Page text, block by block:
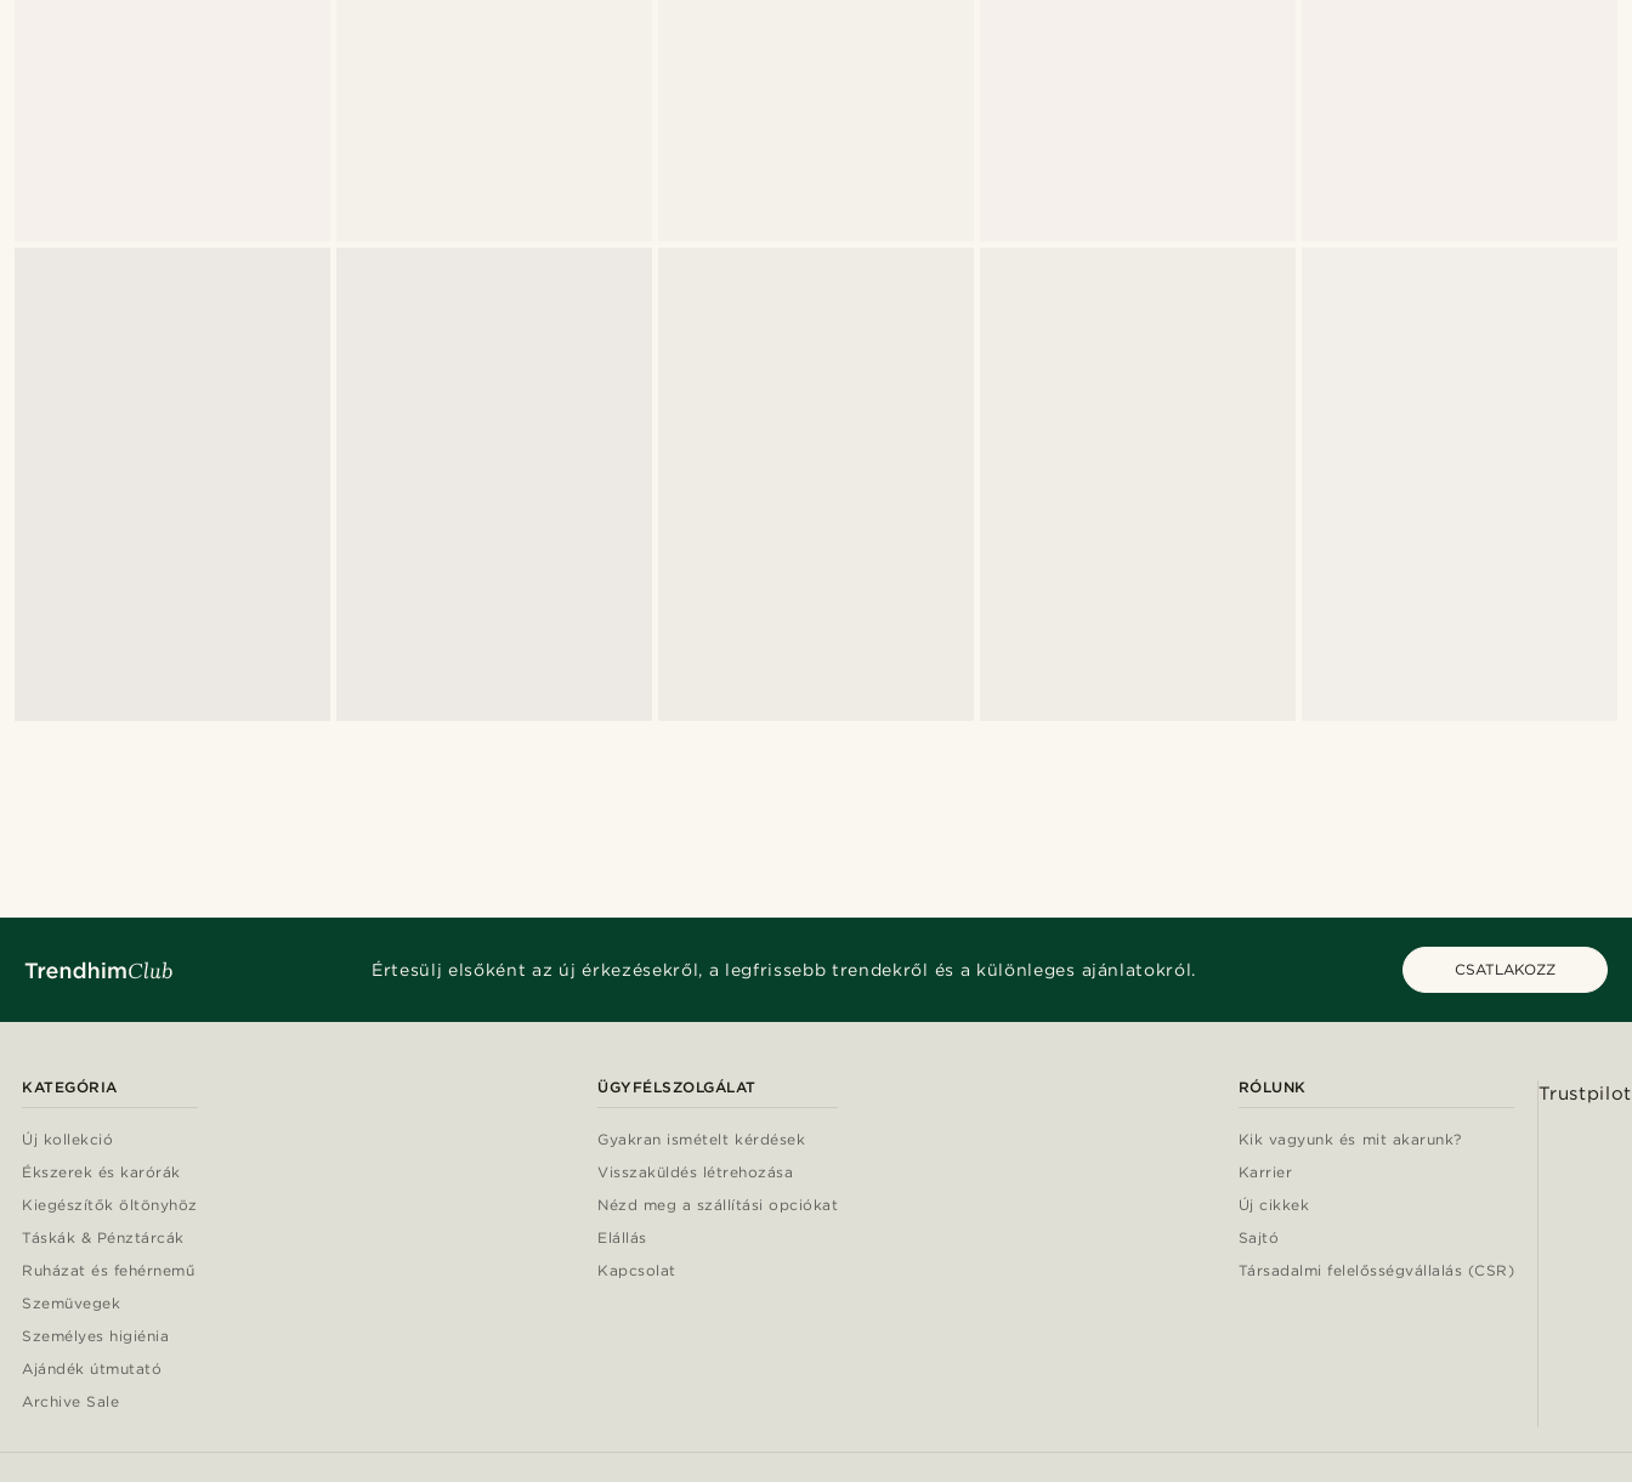
Értesülj elsőként az új érkezésekről, a legfrissebb trendekről és a különleges ajánlatokról. CSATLAKOZZ
KATEGÓRIA
Új kollekció
Ékszerek és karórák
Kiegészítők öltönyhöz
Táskák & Pénztárcák
Ruházat és fehérnemű
Szemüvegek
Személyes higiénia
Ajándék útmutató
Archive Sale
ÜGYFÉLSZOLGÁLAT
Gyakran ismételt kérdések
Visszaküldés létrehozása
Nézd meg a szállítási opciókat
Elállás
Kapcsolat
RÓLUNK
Kik vagyunk és mit akarunk?
Karrier
Új cikkek
Sajtó
Társadalmi felelősségvállalás (CSR)
Trustpilot